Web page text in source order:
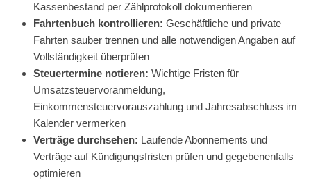
Kassenbestand per Zählprotokoll dokumentieren
Fahrtenbuch kontrollieren: Geschäftliche und private
Fahrten sauber trennen und alle notwendigen Angaben auf
Vollständigkeit überprüfen
Steuertermine notieren: Wichtige Fristen für
Umsatzsteuervoranmeldung,
Einkommensteuervorauszahlung und Jahresabschluss im
Kalender vermerken
Verträge durchsehen: Laufende Abonnements und
Verträge auf Kündigungsfristen prüfen und gegebenenfalls
optimieren